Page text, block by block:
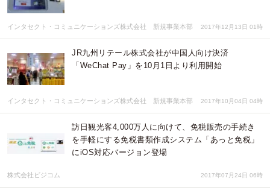
インタセクト・コミュニケーションズ株式会社 新規事業本部 2017年12月13日 01時
JR九州リテール株式会社が中国人向け決済
「WeChat Pay」を10月1日より利用開始
インタセクト・コミュニケーションズ株式会社 新規事業本部 2017年10月04日 04時
訪日観光客4,000万人に向けて、免税販売の手続き
を手軽にする免税書類作成システム「あっと免税」
にiOS対応バージョン登場
株式会社ビジコム 2017年07月24日 06時